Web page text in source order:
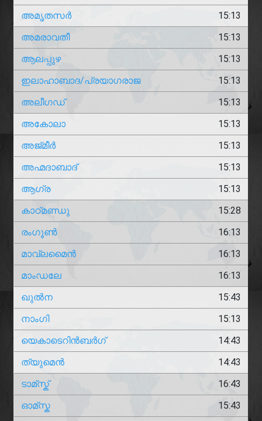
അമൃതസർ
15:13
അമരാവതീ
15:13
ആലപ്പുഴ
15:13
ഇലാഹാബാദ/പ്രയാഗരാജ
15:13
അലീഗഡ്
15:13
അകോലാ
15:13
അജ്മീർ
15:13
അഹ്മദാബാദ്
15:13
ആഗ്ര
15:13
കാഠ്മണ്ഡു
15:28
രംഗൂൺ
16:13
മാവ്ലമൈൻ
16:13
മാംഡലേ
16:13
ഖുൽന
15:43
നാംഗി
15:13
യെകാടെറിൻബർഗ്
14:43
ത്യുമെൻ
14:43
ടാമ്സ്ക്
16:43
ഓമ്സ്ക
15:43